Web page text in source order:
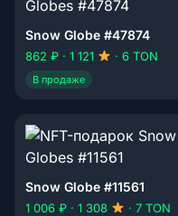
Snow Globe #47874
862 ₽ · 1 121 · 6 TON
В продаже
Snow Globe #11561
1 006 ₽ · 1 308 · 7 TON